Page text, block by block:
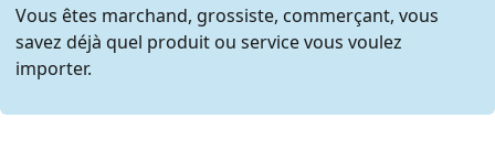
Vous êtes marchand, grossiste, commerçant, vous
savez déjà quel produit ou service vous voulez
importer.